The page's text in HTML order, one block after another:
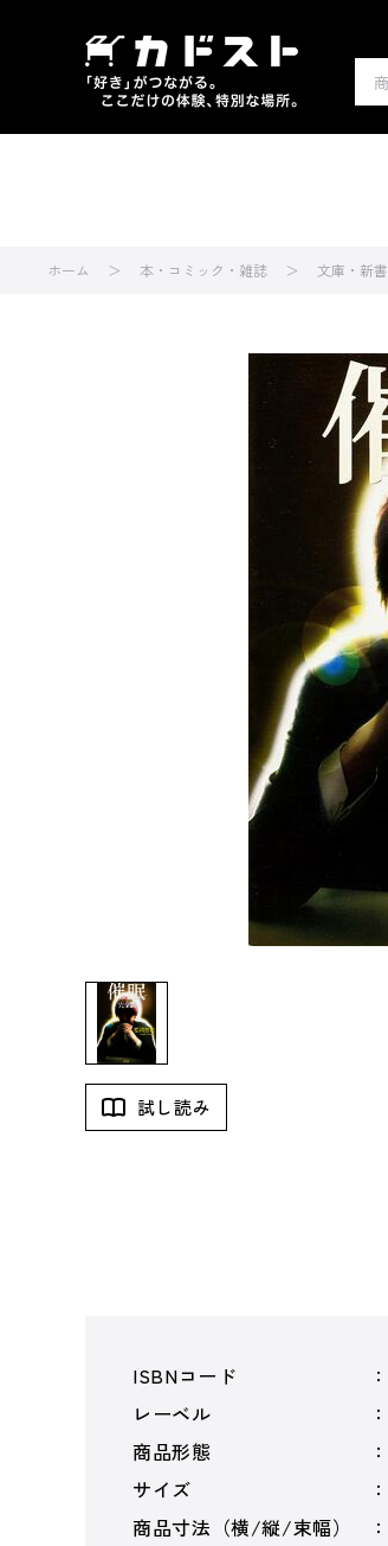
ホーム 本・コミック・雑誌 文庫・新書
試し読み
ISBNコード
レーベル
商品形態
サイズ
商品寸法（横/縦/束幅）